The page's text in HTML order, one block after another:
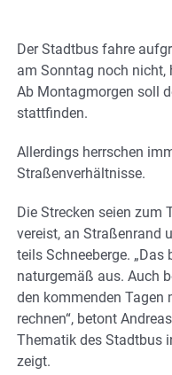
Der Stadtbus fahre
am Sonntag noch nicht,
Ab Montagmorgen soll
stattfinden.
Allerdings herrschen
Straßenverhältnisse.
Die Strecken seien zum
vereist, an Straßenrand
teils Schneeberge. „Das
naturgemäß aus. Auch
den kommenden Tagen
rechnen“, betont
Thematik des Stadtbus
zeigt.